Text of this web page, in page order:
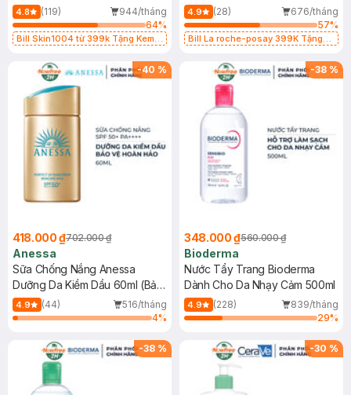
50ml
4.8 (119)
944/tháng
64%
Bill Skin1004 từ 399k Tặng Kem
SPF 50+ 20ml (SL Có Hạn)
Kiềm Dầu 50ml
4.9 (28)
676/tháng
57%
Bill La roche-posay 399K Tặng
(SL có hạn)
-40 %
418.000 ₫702.000 ₫
Anessa
Sữa Chống Nắng Anessa
Dưỡng Da Kiềm Dầu 60ml (Bản
Mới)
4.9 (44)
516/tháng
4%
-38 %
348.000 ₫560.000 ₫
Bioderma
Nước Tẩy Trang Bioderma
Dành Cho Da Nhạy Cảm 500ml
4.9 (228)
839/tháng
29%
-38 % -30 %